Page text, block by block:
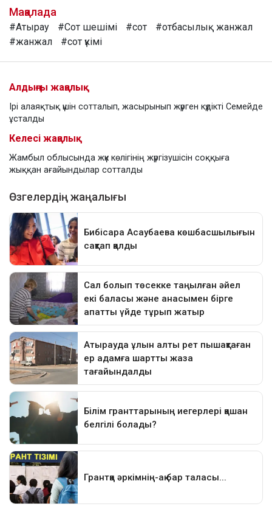
Мақалада
#Атырау #Сот шешімі #сот
#отбасылық жанжал
#жанжал
#сот үкімі
Алдыңғы жаңалық
Ірі алаяқтық үшін сотталып, жасырынып жүрген күдікті Семейде
ұсталды
Келесі жаңалық
Жамбыл облысында жүк көлігінің жүргізушісін соққыға
жыққан ағайындылар сотталды